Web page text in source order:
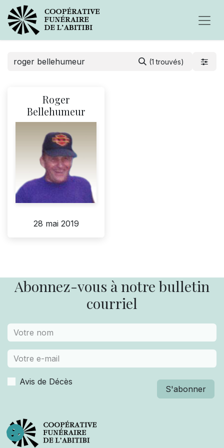
(1 trouvés)
Roger
Bellehumeur
28 mai 2019
Abonnez-vous à notre bulletin
courriel
Avis de Décès
S'abonner